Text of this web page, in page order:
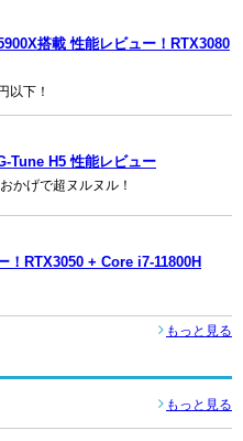
搭載 性能レビュー！RTX3080
以下！
Tune H5 性能レビュー
かげで超ヌルヌル！
！RTX3050 + Core i7-11800H
もっと見る
もっと見る